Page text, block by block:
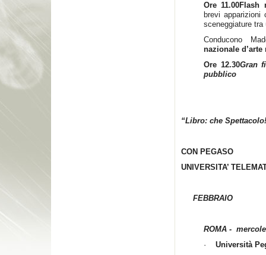
Ore 11.00Flash
brevi
sceneggiature tra
Conducono
nazionale d’arte
Ore 12.30Gran
pubblico
“Libro: che
CON PEGASO
UNIVERSITA’
FEBBRAIO
ROMA -
· Università